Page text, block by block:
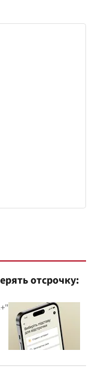
отсрочку: